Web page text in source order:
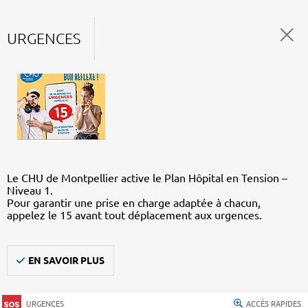
URGENCES
Le CHU de Montpellier active le Plan Hôpital en Tension –
Niveau 1.
Pour garantir une prise en charge adaptée à chacun,
appelez le 15 avant tout déplacement aux urgences.
EN SAVOIR PLUS
URGENCES ACCÈS RAPIDES